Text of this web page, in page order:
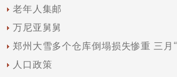
老年人集邮
万尼亚舅舅
郑州大雪多个仓库倒塌损失惨重 三月“
人口政策